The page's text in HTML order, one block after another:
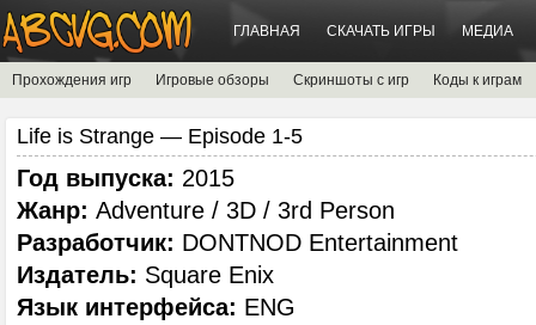
ГЛАВНАЯ СКАЧАТЬ ИГРЫ МЕДИА
Прохождения игр Игровые обзоры Скриншоты с игр Коды к играм
Life is Strange — Episode 1-5
Год выпуска: 2015
Жанр: Adventure / 3D / 3rd Person
Разработчик: DONTNOD Entertainment
Издатель: Square Enix
Язык интерфейса: ENG